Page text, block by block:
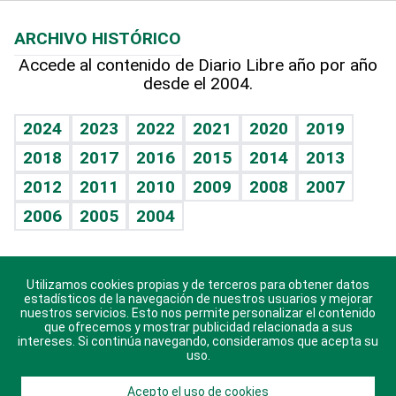
Hablando con el pediatra
Vida y familia
Eñe
Celebrando la vida
Sin complejos
En pocas palabras
Escuchando al corazón
Economía Personal
Línea de hit
TBT Deportivo
Hecho en casa
Guía del dinero
Cumpleaños
Horóscopos
Crucigramas
ARCHIVO HISTÓRICO
Accede al contenido de Diario Libre año por año
desde el 2004.
2024 2023 2022 2021 2020
2019
2018
2017 2016 2015 2014
2013
2012
2011 2010 2009 2008
2007
2006
2005 2004
Descarga nuestras aplicaciones para Android, iOS y
sistema Huawei.
Utilizamos cookies propias y de terceros para obtener datos
estadísticos de la navegación de nuestros usuarios y mejorar
nuestros servicios. Esto nos permite personalizar el contenido
que ofrecemos y mostrar publicidad relacionada a sus
intereses. Si continúa navegando, consideramos que acepta su
uso.
Acepto el uso de cookies